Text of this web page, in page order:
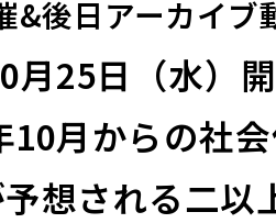
&後日アーカイブ
月25日（水）
10月からの社
想される二以